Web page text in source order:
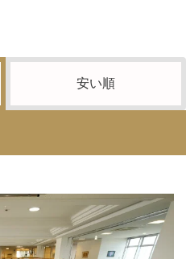
安い順